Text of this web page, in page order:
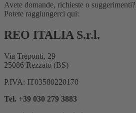
Avete domande, richieste o suggerimenti?
Potete raggiungerci qui:
REO ITALIA S.r.l.
Via Treponti, 29
25086 Rezzato (BS)
P.IVA: IT03580220170
Tel. +39 030 279 3883